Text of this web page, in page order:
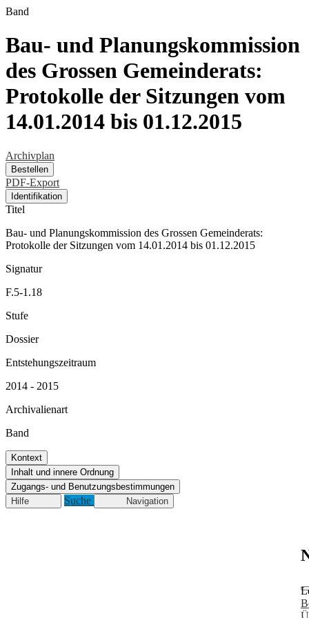
Band
Bau- und Planungskommission
des Grossen Gemeinderats:
Protokolle der Sitzungen vom
14.01.2014 bis 01.12.2015
Archivplan
Bestellen
PDF-Export
Identifikation
Titel
Bau- und Planungskommission des Grossen Gemeinderats:
Protokolle der Sitzungen vom 14.01.2014 bis 01.12.2015
Signatur
F.5-1.18
Stufe
Dossier
Entstehungszeitraum
2014 - 2015
Archivalienart
Band
Kontext
Inhalt und innere Ordnung
Zugangs- und Benutzungsbestimmungen
Hilfe
Suche Navigation